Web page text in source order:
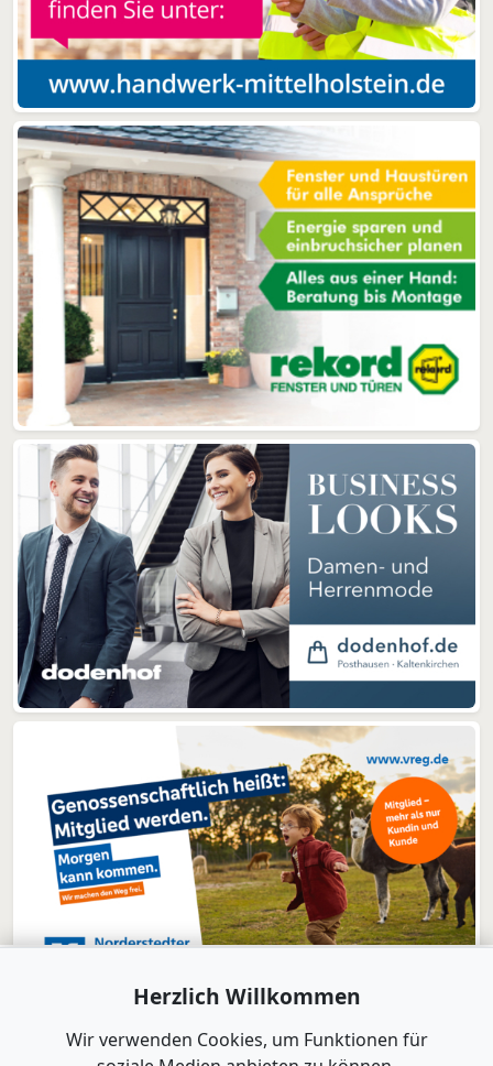
Herzlich Willkommen
Wir verwenden Cookies, um Funktionen für